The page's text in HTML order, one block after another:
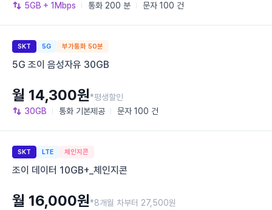
5GB + 1Mbps 통화 200 분 문자 100 건
SKT 5G 부가통화 50분
5G 조이 음성자유 30GB
30GB 통화 기본제공 문자 100 건
월 14,300원*평생할인
SKT LTE 체인지콘
조이 데이터 10GB+_체인지콘
월 16,000원*8개월 차부터 27,500원